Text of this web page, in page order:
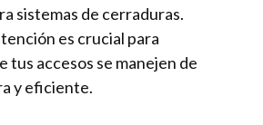
sistemas de cerraduras.
es crucial para
tus accesos se manejen de
y eficiente.